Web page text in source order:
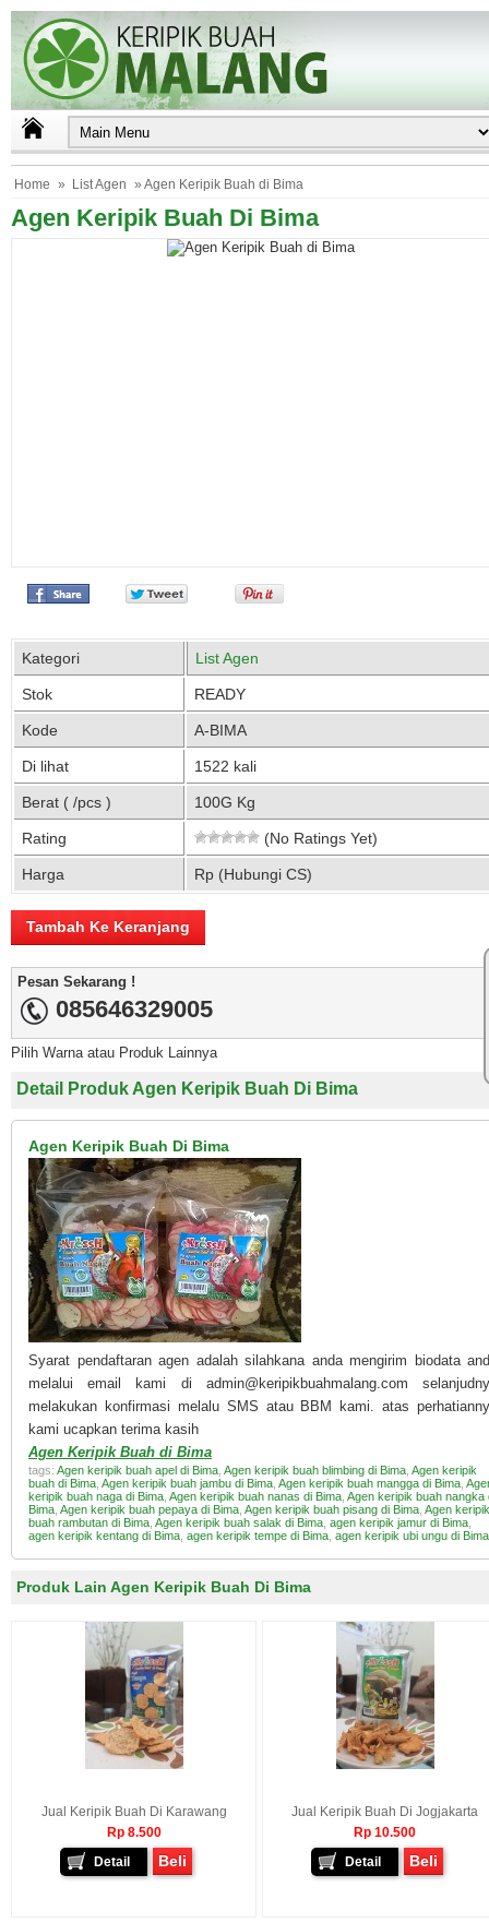
Home » List Agen » Agen Keripik Buah di Bima
Agen Keripik Buah Di Bima
Kategori List Agen
Stok READY
Kode A-BIMA
Di lihat 1522 kali
Berat ( /pcs ) 100G Kg
Rating (No Ratings Yet)
Harga Rp (Hubungi CS)
Pesan Sekarang !
085646329005
Pilih Warna atau Produk Lainnya
Detail Produk Agen Keripik Buah Di Bima
Agen Keripik Buah Di Bima
Syarat pendaftaran agen adalah silahkana anda mengirim biodata
melalui email kami di admin@keripikbuahmalang.com
melakukan konfirmasi melalu SMS atau BBM kami. atas
kami ucapkan terima kasih
Agen Keripik Buah di Bima
tags: Agen keripik buah apel di Bima Agen keripik buah blimbing di Bima Agen keripik
buah di Bima Agen keripik buah jambu di Bima Agen keripik buah mangga di Bima
keripik buah naga di Bima Agen keripik buah nanas di Bima Agen keripik buah nangka
Bima Agen keripik buah pepaya di Bima Agen keripik buah pisang di Bima Agen keripik
buah rambutan di Bima Agen keripik buah salak di Bima agen keripik jamur di Bima
agen keripik kentang di Bima agen keripik tempe di Bima agen keripik ubi ungu di Bima
Produk Lain Agen Keripik Buah Di Bima
Jual Keripik Buah Di Karawang
Rp 8.500
Detail
Beli
Jual Keripik Buah Di Jogjakarta
Rp 10.500
Detail
Beli